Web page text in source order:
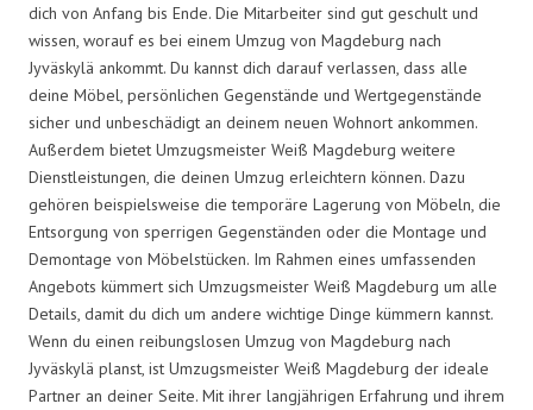
dich von Anfang bis Ende. Die Mitarbeiter sind gut geschult und
wissen, worauf es bei einem Umzug von Magdeburg nach
Jyväskylä ankommt. Du kannst dich darauf verlassen, dass alle
deine Möbel, persönlichen Gegenstände und Wertgegenstände
sicher und unbeschädigt an deinem neuen Wohnort ankommen.
Außerdem bietet Umzugsmeister Weiß Magdeburg weitere
Dienstleistungen, die deinen Umzug erleichtern können. Dazu
gehören beispielsweise die temporäre Lagerung von Möbeln, die
Entsorgung von sperrigen Gegenständen oder die Montage und
Demontage von Möbelstücken. Im Rahmen eines umfassenden
Angebots kümmert sich Umzugsmeister Weiß Magdeburg um alle
Details, damit du dich um andere wichtige Dinge kümmern kannst.
Wenn du einen reibungslosen Umzug von Magdeburg nach
Jyväskylä planst, ist Umzugsmeister Weiß Magdeburg der ideale
Partner an deiner Seite. Mit ihrer langjährigen Erfahrung und ihrem